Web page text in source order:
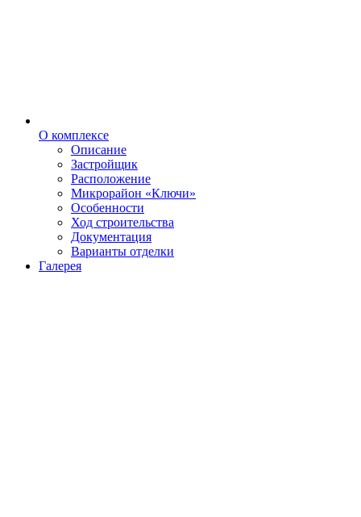
О комплексе
Описание
Застройщик
Расположение
Микрорайон «Ключи»
Особенности
Ход строительства
Документация
Варианты отделки
Галерея